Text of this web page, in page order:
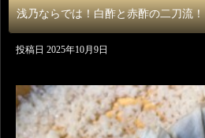
浅乃ならでは！白酢と赤酢の二刀流！
投稿日 2025年10月9日